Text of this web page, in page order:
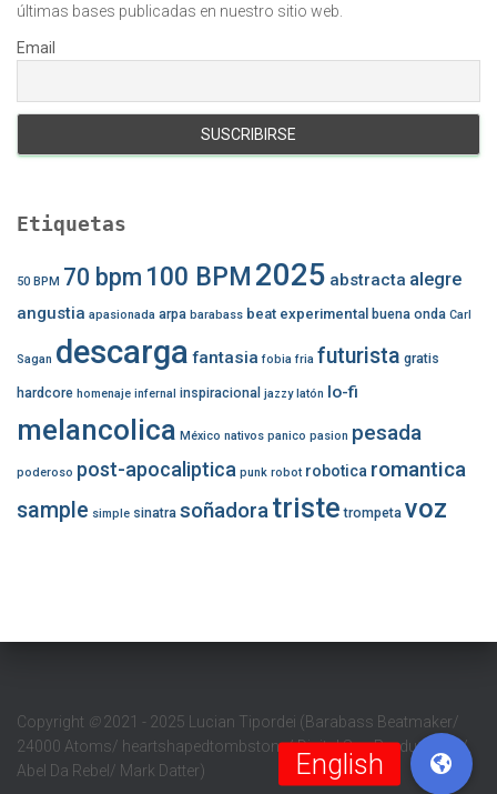
últimas bases publicadas en nuestro sitio web.
Email
Etiquetas
50 BPM 70 bpm 100 BPM 2025 abstracta alegre
angustia apasionada arpa barabass beat experimental buena onda Carl
Sagan descarga fantasia fobia fria futurista gratis
hardcore homenaje infernal inspiracional jazzy latón lo-fi
melancolica México nativos panico pasion pesada
poderoso post-apocaliptica punk robot robotica romantica
sample simple sinatra soñadoratriste trompeta voz
Copyright ©2021 - 2025 Lucian Tipordei (Barabass Beatmaker/
24000 Atoms/ heartshapedtombstone/ Digital Sun Productions/
Abel Da Rebel/ Mark Datter)